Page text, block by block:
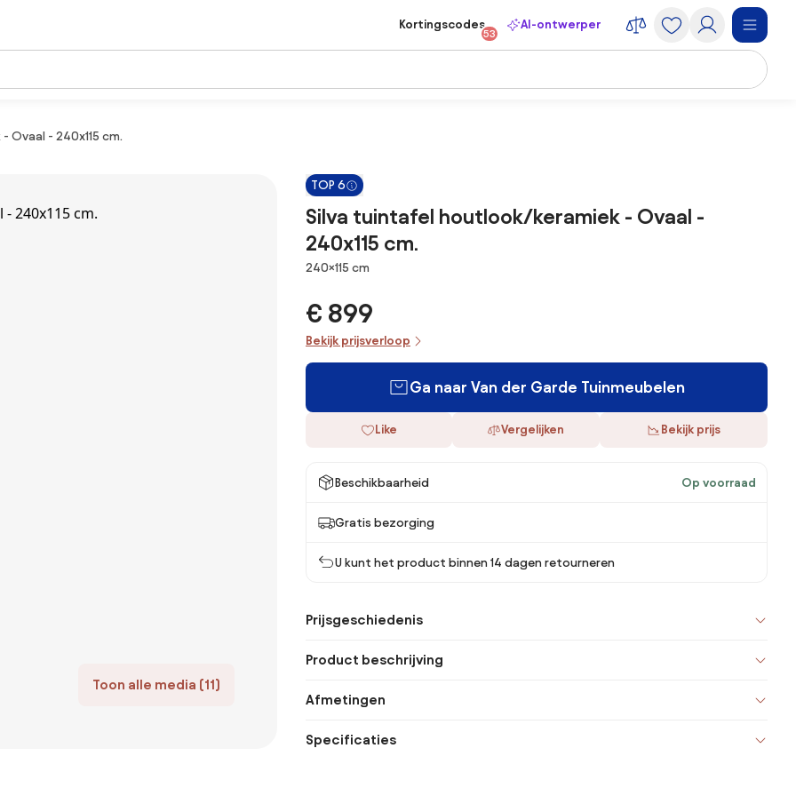
Kortingscodes
53
AI-ontwerper
- 240x115 cm.
Toon alle media (11)
TOP 6
Silva tuintafel houtlook/keramiek - Ovaal -
240x115 cm.
Afmetingen
240×115 cm
€ 899
Bekijk prijsverloop
Ga naar Van der Garde Tuinmeubelen
Like Vergelijken Bekijk prijs
Beschikbaarheid Op voorraad
Gratis bezorging
U kunt het product binnen 14 dagen retourneren
Prijsgeschiedenis
Product beschrijving
Afmetingen
Specificaties